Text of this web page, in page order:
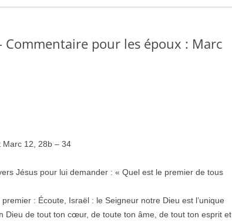
Commentaire pour les époux : Marc
Marc 12, 28b – 34
Jésus pour lui demander : « Quel est le premier de tous
: Écoute, Israël : le Seigneur notre Dieu est l’unique
Dieu de tout ton cœur, de toute ton âme, de tout ton esprit et